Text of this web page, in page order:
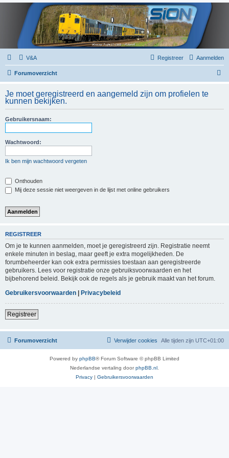
V&A Aanmelden
Registreer
Forumoverzicht
k
Je moet geregistreerd en aangemeld zijn om profielen te
kunnen bekijken.
Gebruikersnaam:
Wachtwoord:
Ik ben mijn wachtwoord vergeten
Onthouden
Mij deze sessie niet weergeven in de lijst met online gebruikers
REGISTREER
Om je te kunnen aanmelden, moet je geregistreerd zijn. Registratie neemt
enkele minuten in beslag, maar geeft je extra mogelijkheden. De
forumbeheerder kan ook extra permissies toestaan aan geregistreerde
gebruikers. Lees voor registratie onze gebruiksvoorwaarden en het
bijbehorend beleid. Bekijk ook de regels als je gebruik maakt van het forum.
Gebruikersvoorwaarden
Privacybeleid
Registreer
Forumoverzicht Alle tijden zijn UTC+01:00
Verwijder cookies
Powered by phpBB® Forum Software © phpBB Limited
Nederlandse vertaling doorphpBB.nl.
Privacy | Gebruikersvoorwaarden